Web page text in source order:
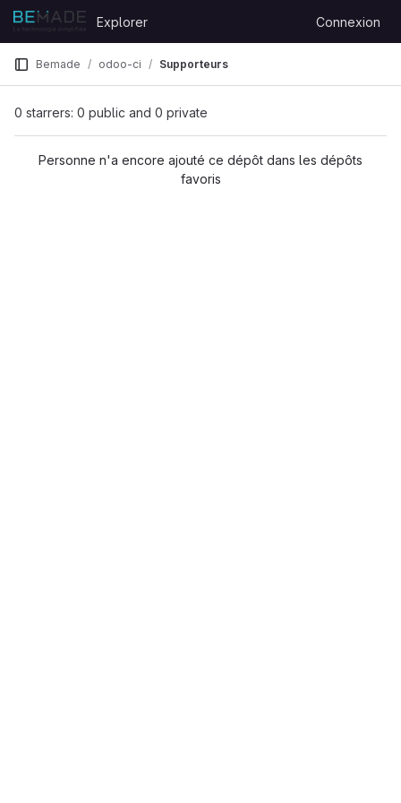
Skip to content
GitLab
Explorer Connexion
Bemade odoo-ci Supporteurs
0 starrers: 0 public and 0 private
Personne n'a encore ajouté ce dépôt dans les dépôts
favoris